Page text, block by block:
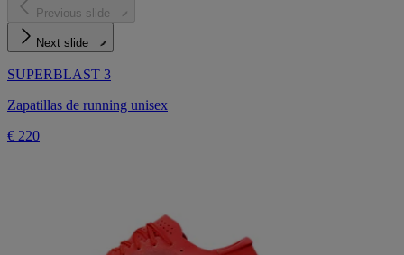
Previous slide
Next slide
SUPERBLAST 3
Zapatillas de running unisex
€ 220